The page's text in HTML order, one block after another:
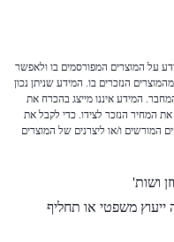
על המוצרים המפורסמים בו ולאפשר
הנזכרים בו. המידע שניתן נכון
המידע איננו מייצג בהכרח את
המחיר הנזכר לצידו. כדי לקבל את
המורשים ו/או ליצרנים של המוצרים
ייעוץ משפטי או תחליף